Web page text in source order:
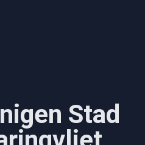
Stad